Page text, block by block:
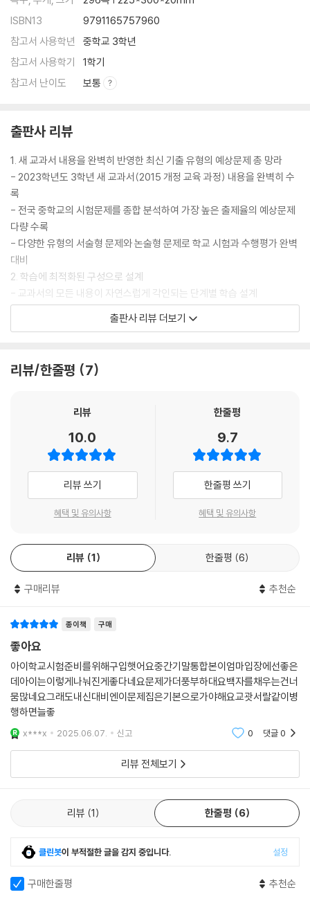
- 서술형으로 끝내기 + 창의 서술형
- 교과서 본문 손으로 익히기
Special Lesson 1 The Frog Prince Continued
(1) 어휘
(2) 본문
- 교과서 본문 다지기
(3) Special Lesson 실전문제
- 학교 시험 100점 맞기
(4) Special Lesson 본문 암기
- 교과서 본문 손으로 익히기
Lesson 05 Pictures Speak a Thousand Words
(1) 어휘
- 교과서 속 핵심 어휘
- 교과서 어휘 다지기 : STEP 1 & 2
(2) 대화
- 교과서 대화 모두 보기
- 교과서 대화 다지기 : STEP 1 & 2
- 교과서 속 핵심 문법
- 교과서 핵심 문법 다지기
- 교과서 문법 다지기 : STEP 1 & 2 & 서술형
- 교과서 속 핵심 본문
- 교과서 본문 다지기
- 교과서 속 기타 지문
- 영역별 실력 굳히기 : 어휘, 대화, 문법, 독해
- 학교 시험 100점 맞기 STEP 1
- 서술형으로 끝내기 + 창의 서술형
- 교과서 본문 손으로 익히기
ISBN13
9791165757960
참고서 사용학년
중학교 3학년
참고서 사용학기
1학기
참고서 난이도
보통
출판사 리뷰
1. 새 교과서 내용을 완벽히 반영한 최신 기출 유형의 예상문제 총 망라
- 2023학년도 3학년 새 교과서(2015 개정 교육 과정) 내용을 완벽히 수
록
- 전국 중학교의 시험문제를 종합 분석하여 가장 높은 출제율의 예상문제
다량 수록
- 다양한 유형의 서술형 문제와 논술형 문제로 학교 시험과 수행평가 완벽
대비
2. 학습에 최적화된 구성으로 설계
- 교과서의 모든 내용이 자연스럽게 각인되는 단계별 학습 설계
- 수업 또는 자기주도학습을 통해 학습 내용을 완벽하게 습득할 수 있는 구
- 풍부한 예문과 자세한 설명을 통해 부족한 학습 보충 가능
※ 교재 구성별 특징
1. 교과서 속 핵심 어휘 / 교과서 어휘 다지기 Step 1, 2
교과서 핵심 어휘 및 표현 정리와 함께 단계별 확인 학습 문제를 제시함으
로써 어휘를 완벽히 다질 수 있도록 함
2. 교과서 속 핵심 대화 / 교과서 대화 모두 보기 / 교과서 대화 다지기 Ste
단계별 확인 학습 문제를 제시함으로써의사소통 기능을 완벽히 다질 수 있
도록 함
3. 교과서 속 핵심 문법 / 교과서 문법 다지기 Step 1, 2 / 서술형
다양한 쓰기 문제를 통해 서술형 문항에도 철저하게 대비할 수 있도록 함
4. 교과서 속 핵심 본문 / 교과서 본문 다지기 / 교과서 속 기타 지문
끊어 읽기와 구문 분석, 단답형 문제, 빈칸 완성 문제를 통해 교과서 본문을
확실하게 학습할 수 있게 하고, 교과서 내 기타 지문들을 모두 수록하여 점
검할 수 있도록 함
5. 영역별 실력 굳히기
어휘, 대화, 문법, 독해의 각 영역별로 서술형 및 논술형 문제를 포함한 다
양한 문제들을 풀어봄으로써 학교시험에 적응 할 수 있도록 함
6. 학교시험 100점 맞기 Step 1, 2
실전에 가까운 기출 유형 문제를 풀며 다시 한 번 실력을 점검함으로써 시
7. 서술형으로 끝내기 / 창의 서술형
다양한 유형의 서술형 문제 풀이를 통해 기본 서술형 문제뿐만 아니라 신
출판사 리뷰 더보기
리뷰/한줄평 7
리뷰
10.0
리뷰 쓰기
혜택 및 유의사항
한줄평
9.7
한줄평 쓰기
혜택 및 유의사항
리뷰 1 한줄평 6
구매리뷰 추천순
종이책 구매
좋아요
아이학교시험준비를위해구입햇어요중간기말통합본이엄마입장에선좋은
데아이는이렇게나눠진게좋다네요문제가더풍부하대요백자를채우는건너
뭄많네요그래도내신대비엔이문제집은기본으로가야해요교괏서랄같이병
행하면늘좋
x***x 2025.06.07. 신고 0 댓글0
리뷰 전체보기
리뷰 1 한줄평 6
클린봇이 부적절한 글을 감지 중입니다. 설정
구매한줄평 추천순